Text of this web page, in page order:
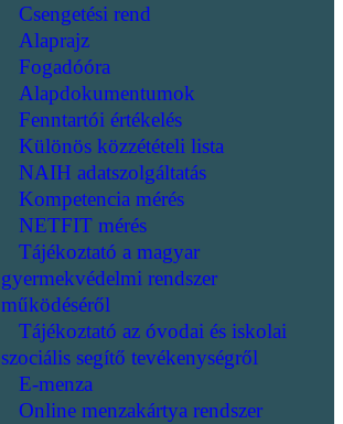
Csengetési rend
Alaprajz
Fogadóóra
Alapdokumentumok
Fenntartói értékelés
Különös közzétételi lista
NAIH adatszolgáltatás
Kompetencia mérés
NETFIT mérés
Tájékoztató a magyar
gyermekvédelmi rendszer
működéséről
Tájékoztató az óvodai és iskolai
szociális segítő tevékenységről
E-menza
Online menzakártya rendszer